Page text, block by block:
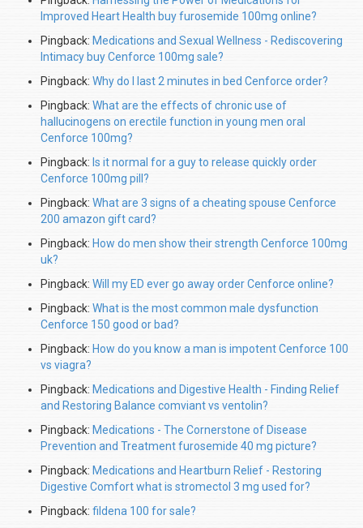
Improved Heart Health buy furosemide 100mg online?
Pingback: Medications and Sexual Wellness - Rediscovering
Intimacy buy Cenforce 100mg sale?
Pingback: Why do I last 2 minutes in bed Cenforce order?
Pingback: What are the effects of chronic use of
hallucinogens on erectile function in young men oral
Cenforce 100mg?
Pingback: Is it normal for a guy to release quickly order
Cenforce 100mg pill?
Pingback: What are 3 signs of a cheating spouse Cenforce
200 amazon gift card?
Pingback: How do men show their strength Cenforce 100mg
uk?
Pingback: Will my ED ever go away order Cenforce online?
Pingback: What is the most common male dysfunction
Cenforce 150 good or bad?
Pingback: How do you know a man is impotent Cenforce 100
vs viagra?
Pingback: Medications and Digestive Health - Finding Relief
and Restoring Balance comviant vs ventolin?
Pingback: Medications - The Cornerstone of Disease
Prevention and Treatment furosemide 40 mg picture?
Pingback: Medications and Heartburn Relief - Restoring
Digestive Comfort what is stromectol 3 mg used for?
Pingback: fildena 100 for sale?